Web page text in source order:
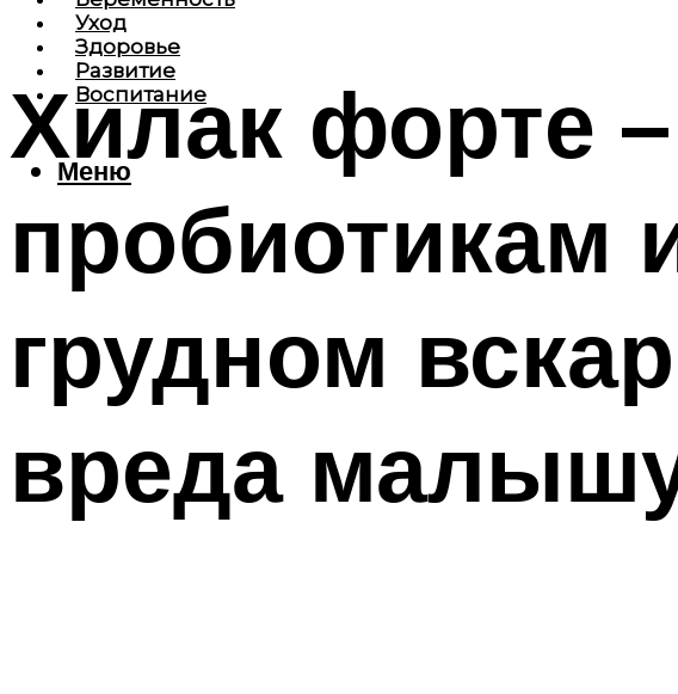
Уход
Здоровье
Развитие
Воспитание
Меню
Хилак форте
пробиотикам
грудном
вреда